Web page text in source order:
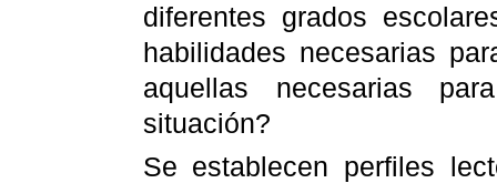
diferentes grados
habilidades necesarias
aquellas necesarias
situación?
Se establecen perfiles